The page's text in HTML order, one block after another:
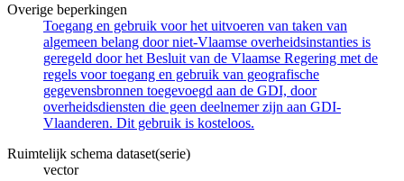
Overige beperkingen
Toegang en gebruik voor het uitvoeren van taken van
algemeen belang door niet-Vlaamse overheidsinstanties is
geregeld door het Besluit van de Vlaamse Regering met de
regels voor toegang en gebruik van geografische
gegevensbronnen toegevoegd aan de GDI, door
overheidsdiensten die geen deelnemer zijn aan GDI-
Vlaanderen. Dit gebruik is kosteloos.
Ruimtelijk schema dataset(serie)
vector